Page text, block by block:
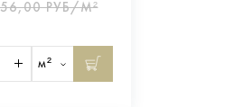
РУБ/М²
м²